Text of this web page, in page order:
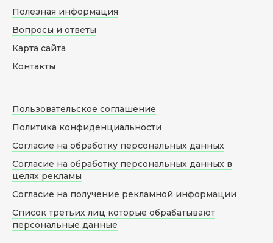
Полезная информация
Вопросы и ответы
Карта сайта
Контакты
Пользовательское соглашение
Политика конфиденциальности
Согласие на обработку персональных данных
Согласие на обработку персональных данных в
целях рекламы
Согласие на получение рекламной информации
Список третьих лиц которые обрабатывают
персональные данные